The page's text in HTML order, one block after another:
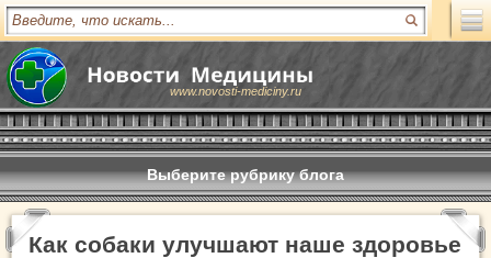
www.novosti-mediciny.ru
Выберите рубрику блога
Как собаки улучшают наше здоровье